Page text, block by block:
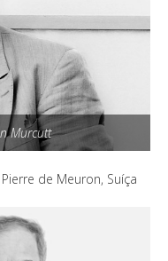
Murcutt
de Meuron, Suíça